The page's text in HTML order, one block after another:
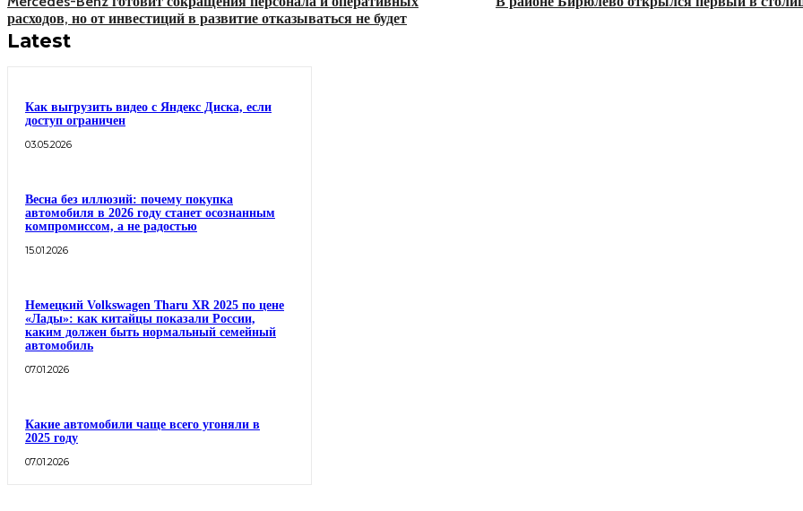
расходов, но от инвестиций в развитие отказываться не будет
Latest
Как выгрузить видео с Яндекс Диска, если
доступ ограничен
03.05.2026
Весна без иллюзий: почему покупка
автомобиля в 2026 году станет осознанным
компромиссом, а не радостью
15.01.2026
Немецкий Volkswagen Tharu XR 2025 по цене
«Лады»: как китайцы показали России,
каким должен быть нормальный семейный
автомобиль
07.01.2026
Какие автомобили чаще всего угоняли в
2025 году
07.01.2026